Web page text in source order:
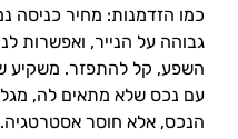
כמו הזדמנות: מחיר כניסה
גבוהה על הנייר, ואפשרות
השפע, קל להתפזר. משקיע
עם נכס שלא מתאים לה,
הנכס, אלא חוסר אסטרטגיה.